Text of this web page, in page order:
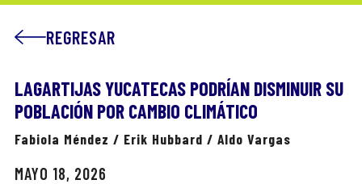
REGRESAR
LAGARTIJAS YUCATECAS PODRÍAN DISMINUIR SU
POBLACIÓN POR CAMBIO CLIMÁTICO
Fabiola Méndez / Erik Hubbard / Aldo Vargas
MAYO 18, 2026